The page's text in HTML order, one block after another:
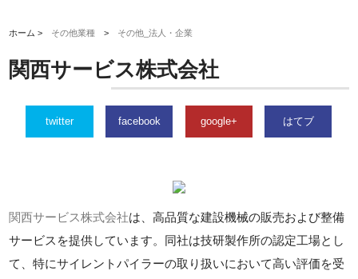
ホーム > その他業種 > その他_法人・企業
関西サービス株式会社
twitter facebook google+ はてブ
関西サービス株式会社は、高品質な建設機械の販売および整備
サービスを提供しています。同社は技研製作所の認定工場とし
て、特にサイレントパイラーの取り扱いにおいて高い評価を受